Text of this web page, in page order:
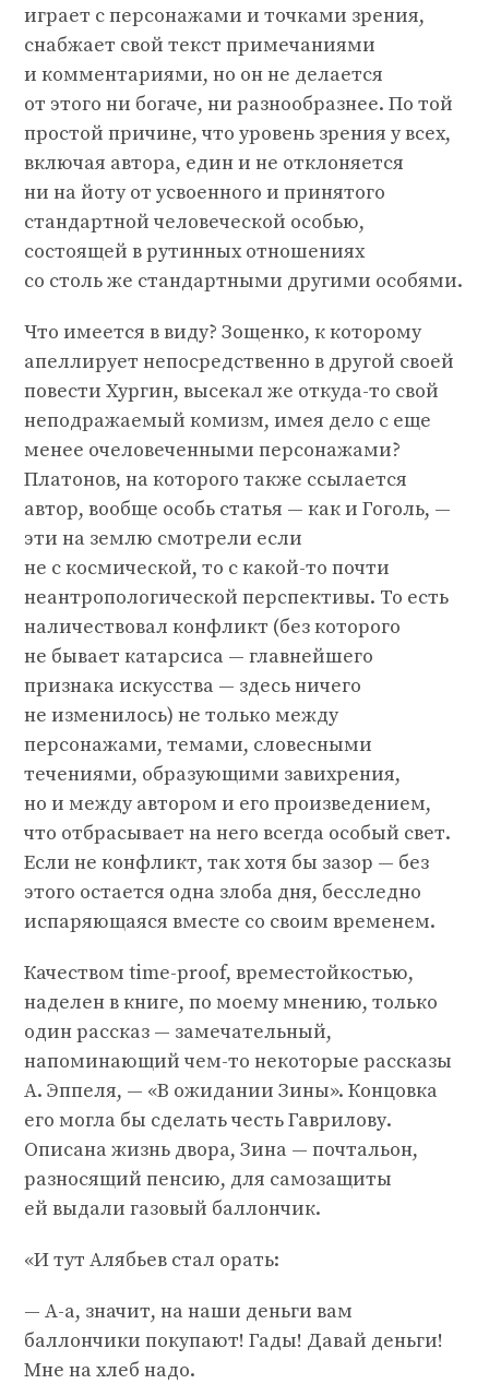
играет с персонажами и точками зрения,
снабжает свой текст примечаниями
и комментариями, но он не делается
от этого ни богаче, ни разнообразнее. По той
простой причине, что уровень зрения у всех,
включая автора, един и не отклоняется
ни на йоту от усвоенного и принятого
стандартной человеческой особью,
состоящей в рутинных отношениях
со столь же стандартными другими особями.
Что имеется в виду? Зощенко, к которому
апеллирует непосредственно в другой своей
повести Хургин, высекал же откуда-то свой
неподражаемый комизм, имея дело с еще
менее очеловеченными персонажами?
Платонов, на которого также ссылается
автор, вообще особь статья — как и Гоголь, —
эти на землю смотрели если
не с космической, то с какой-то почти
неантропологической перспективы. То есть
наличествовал конфликт (без которого
не бывает катарсиса — главнейшего
признака искусства — здесь ничего
не изменилось) не только между
персонажами, темами, словесными
течениями, образующими завихрения,
но и между автором и его произведением,
что отбрасывает на него всегда особый свет.
Если не конфликт, так хотя бы зазор — без
этого остается одна злоба дня, бесследно
испаряющаяся вместе со своим временем.
Качеством time-proof, времестойкостью,
наделен в книге, по моему мнению, только
один рассказ — замечательный,
напоминающий чем-то некоторые рассказы
А. Эппеля, — «В ожидании Зины». Концовка
его могла бы сделать честь Гаврилову.
Описана жизнь двора, Зина — почтальон,
разносящий пенсию, для самозащиты
ей выдали газовый баллончик.
«И тут Алябьев стал орать:
— А-а, значит, на наши деньги вам
баллончики покупают! Гады! Давай деньги!
Мне на хлеб надо.